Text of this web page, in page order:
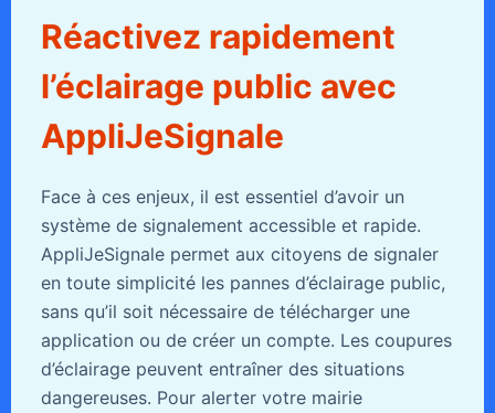
Réactivez rapidement
l’éclairage public avec
AppliJeSignale
Face à ces enjeux, il est essentiel d’avoir un
système de signalement accessible et rapide.
AppliJeSignale permet aux citoyens de signaler
en toute simplicité les pannes d’éclairage public,
sans qu’il soit nécessaire de télécharger une
application ou de créer un compte. Les coupures
d’éclairage peuvent entraîner des situations
dangereuses. Pour alerter votre mairie